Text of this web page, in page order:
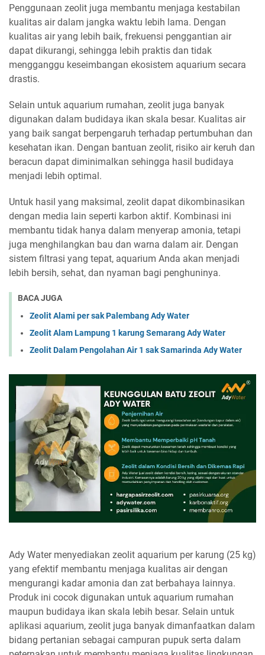
Penggunaan zeolit juga membantu menjaga kestabilan
kualitas air dalam jangka waktu lebih lama. Dengan
kualitas air yang lebih baik, frekuensi penggantian air
dapat dikurangi, sehingga lebih praktis dan tidak
mengganggu keseimbangan ekosistem aquarium secara
drastis.
Selain untuk aquarium rumahan, zeolit juga banyak
digunakan dalam budidaya ikan skala besar. Kualitas air
yang baik sangat berpengaruh terhadap pertumbuhan dan
kesehatan ikan. Dengan bantuan zeolit, risiko air keruh dan
beracun dapat diminimalkan sehingga hasil budidaya
menjadi lebih optimal.
Untuk hasil yang maksimal, zeolit dapat dikombinasikan
dengan media lain seperti karbon aktif. Kombinasi ini
membantu tidak hanya dalam menyerap amonia, tetapi
juga menghilangkan bau dan warna dalam air. Dengan
sistem filtrasi yang tepat, aquarium Anda akan menjadi
lebih bersih, sehat, dan nyaman bagi penghuninya.
BACA JUGA
Zeolit Alami per sak Palembang Ady Water
Zeolit Alam Lampung 1 karung Semarang Ady Water
Zeolit Dalam Pengolahan Air 1 sak Samarinda Ady Water
Ady Water menyediakan zeolit aquarium per karung (25 kg)
yang efektif membantu menjaga kualitas air dengan
mengurangi kadar amonia dan zat berbahaya lainnya.
Produk ini cocok digunakan untuk aquarium rumahan
maupun budidaya ikan skala lebih besar. Selain untuk
aplikasi aquarium, zeolit juga banyak dimanfaatkan dalam
bidang pertanian sebagai campuran pupuk serta dalam